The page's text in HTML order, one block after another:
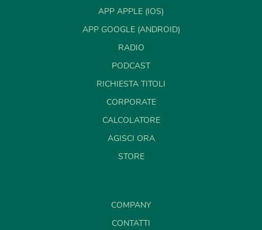
APP APPLE (IOS)
APP GOOGLE (ANDROID)
RADIO
PODCAST
RICHIESTA TITOLI
CORPORATE
CALCOLATORE
AGISCI ORA
STORE
COMPANY
CONTATTI